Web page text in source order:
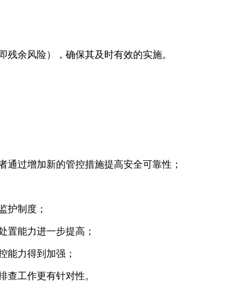
余风险），确保其及时有效的实施。
过增加新的管控措施提高安全可靠性；
护制度；
能力进一步提高；
力得到加强；
工作更有针对性。